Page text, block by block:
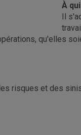
À
Il
qu'elles
risques et des